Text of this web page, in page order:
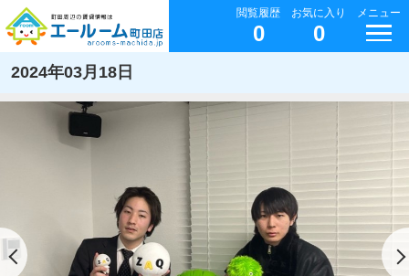
閲覧履歴
0
お気に入り
0
メニュー
2024年03月18日